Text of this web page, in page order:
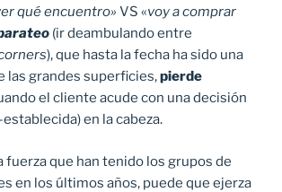
qué encuentro» VS «voy a comprar
(ir deambulando entre
), que hasta la fecha ha sido una
las grandes superficies,pierde
el cliente acude con una decisión
en la cabeza.
fuerza que han tenido los grupos de
en los últimos años, puede que ejerza